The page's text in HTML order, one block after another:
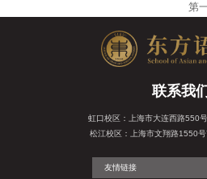
第
联系我们
虹口校区：上海市大连西路550
松江校区：上海市文翔路1550号
友情链接